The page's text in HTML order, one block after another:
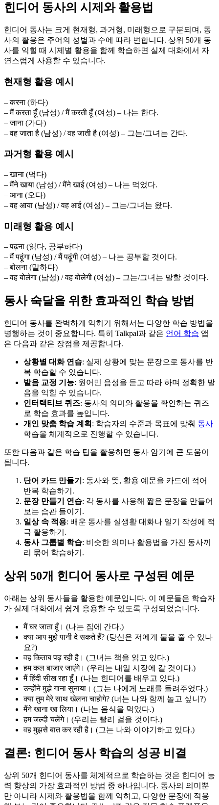
힌디어 동사의 시제와 활용법
힌디어 동사는 크게 현재형, 과거형, 미래형으로 구분되며, 동
사의 활용은 주어의 성별과 수에 따라 변합니다. 상위 50개 동
사를 익힐 때 시제별 활용을 함께 학습하면 실제 대화에서 자
연스럽게 사용할 수 있습니다.
현재형 활용 예시
– करना (하다)
– मैं करता हूँ (남성) / मैं करती हूँ (여성) – 나는 한다.
– जाना (가다)
– वह जाता है (남성) / वह जाती है (여성) – 그는/그녀는 간다.
과거형 활용 예시
– खाना (먹다)
– मैंने खाया (남성) / मैंने खाई (여성) – 나는 먹었다.
– आना (오다)
– वह आया (남성) / वह आई (여성) – 그는/그녀는 왔다.
미래형 활용 예시
– पढ़ना (읽다, 공부하다)
– मैं पढ़ूंगा (남성) / मैं पढ़ूंगी (여성) – 나는 공부할 것이다.
– बोलना (말하다)
– वह बोलेगा (남성) / वह बोलेगी (여성) – 그는/그녀는 말할 것이다.
동사 숙달을 위한 효과적인 학습 방법
힌디어 동사를 완벽하게 익히기 위해서는 다양한 학습 방법을
병행하는 것이 중요합니다. 특히 Talkpal과 같은 언어 학습 앱
은 다음과 같은 장점을 제공합니다.
상황별 대화 연습: 실제 상황에 맞는 문장으로 동사를 반
복 학습할 수 있습니다.
발음 교정 기능: 원어민 음성을 듣고 따라 하며 정확한 발
음을 익힐 수 있습니다.
인터랙티브 퀴즈: 동사의 의미와 활용을 확인하는 퀴즈
로 학습 효과를 높입니다.
개인 맞춤 학습 계획 : 학습자의 수준과 목표에 맞춰 동사
학습을 체계적으로 진행할 수 있습니다.
또한 다음과 같은 학습 팁을 활용하면 동사 암기에 큰 도움이
됩니다.
단어 카드 만들기 : 동사와 뜻, 활용 예문을 카드에 적어
반복 학습하기.
문장 만들기 연습: 각 동사를 사용해 짧은 문장을 만들어
보는 습관 들이기.
일상 속 적용: 배운 동사를 실생활 대화나 일기 작성에 적
극 활용하기.
동사 그룹별 학습: 비슷한 의미나 활용법을 가진 동사끼
리 묶어 학습하기.
상위 50개 힌디어 동사로 구성된 예문
아래는 상위 동사들을 활용한 예문입니다. 이 예문들은 학습자
가 실제 대화에서 쉽게 응용할 수 있도록 구성되었습니다.
मैं घर जाता हूँ। (나는 집에 간다.)
क्या आप मुझे पानी दे सकते हैं? (당신은 저에게 물을 줄 수 있나
요?)
वह किताब पढ़ रही है। (그녀는 책을 읽고 있다.)
हम कल बाजार जाएंगे। (우리는 내일 시장에 갈 것이다.)
मैं हिंदी सीख रहा हूँ। (나는 힌디어를 배우고 있다.)
उन्होंने मुझे गाना सुनाया। (그는 나에게 노래를 들려주었다.)
क्या तुम मेरे साथ खेलना चाहोगे? (너는 나와 함께 놀고 싶니?)
मैंने खाना खा लिया। (나는 음식을 먹었다.)
हम जल्दी चलेंगे। (우리는 빨리 걸을 것이다.)
वह मुझसे बात कर रही है। (그는 나와 이야기하고 있다.)
결론: 힌디어 동사 학습의 성공 비결
상위 50개 힌디어 동사를 체계적으로 학습하는 것은 힌디어 능
력 향상의 가장 효과적인 방법 중 하나입니다. 동사의 의미뿐
만 아니라 시제와 활용법을 함께 익히고, 다양한 문장에 적용